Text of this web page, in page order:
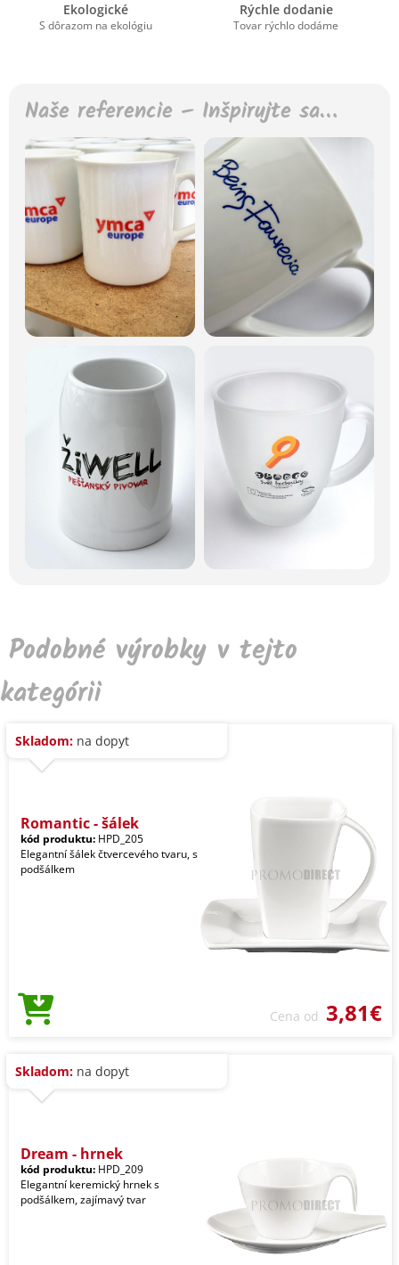
Ekologické
S dôrazom na ekológiu
Rýchle dodanie
Tovar rýchlo dodáme
Naše referencie – Inšpirujte sa…
Podobné výrobky v tejto
kategórii
Skladom: na dopyt
Romantic - šálek
kód produktu: HPD_205
Elegantní šálek čtvercevého tvaru, s
podšálkem
Cena od 3,81€
Skladom: na dopyt
Dream - hrnek
kód produktu: HPD_209
Elegantní keremický hrnek s
podšálkem, zajímavý tvar